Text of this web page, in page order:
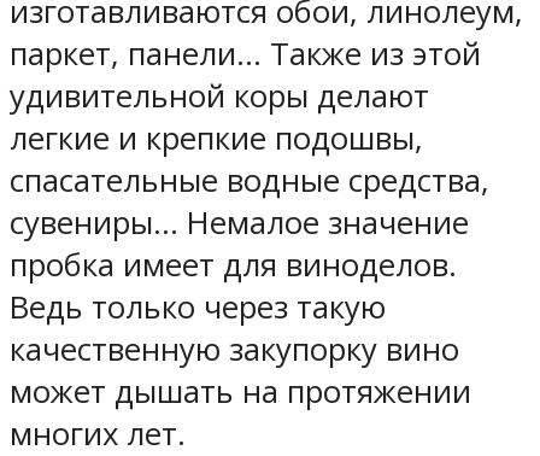
изготавливаются обои, линолеум,
паркет, панели… Также из этой
удивительной коры делают
легкие и крепкие подошвы,
спасательные водные средства,
сувениры… Немалое значение
пробка имеет для виноделов.
Ведь только через такую
качественную закупорку вино
может дышать на протяжении
многих лет.